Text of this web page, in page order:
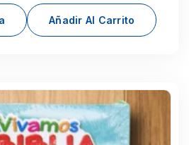
Añadir Al Carrito